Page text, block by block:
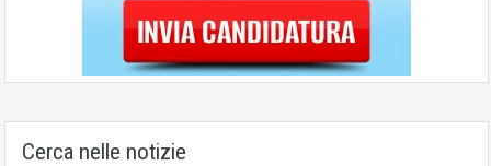
Cerca nelle notizie